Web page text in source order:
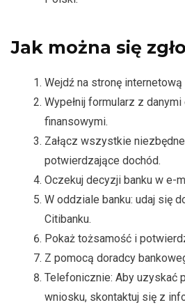
Jak można się
Wejdź na stronę internetową
Wypełnij formularz z
finansowymi.
Załącz wszystkie
potwierdzające dochód.
Oczekuj decyzji banku w e-
W oddziale banku: udaj się
Citibanku.
Pokaż tożsamość i
Z pomocą doradcy
Telefonicznie: Aby uzyskać
wniosku, skontaktuj się z